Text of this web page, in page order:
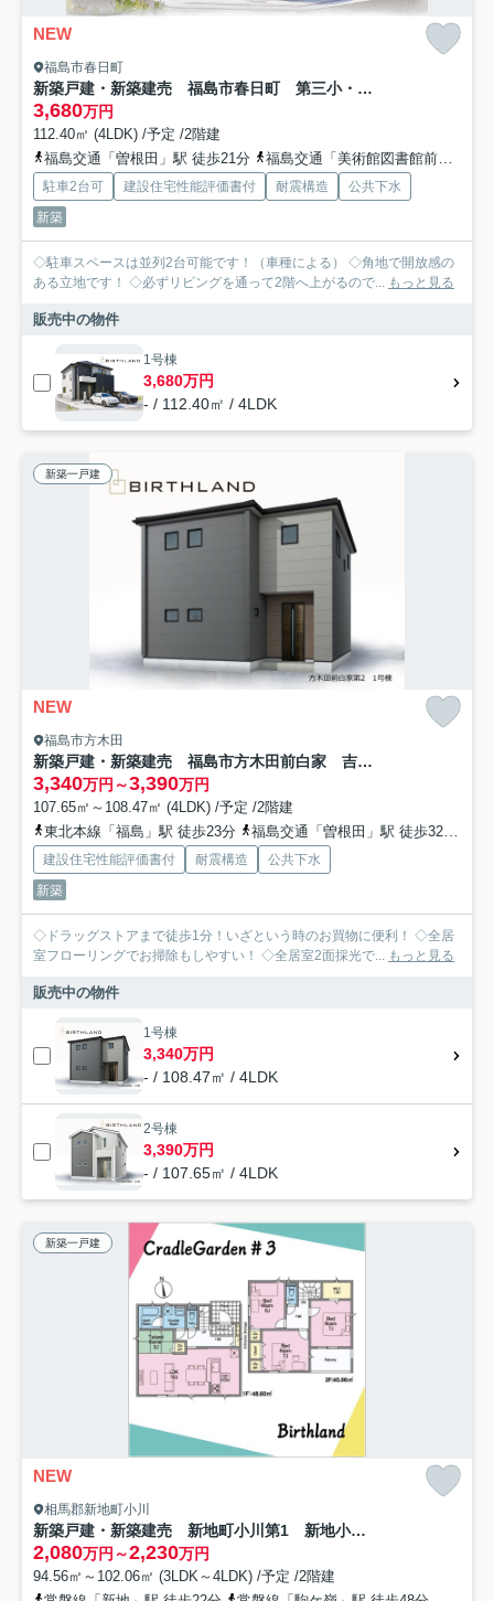
NEW
福島市春日町
新築戸建・新築建売 福島市春日町 第三小・第二中
3,680万円
112.40㎡ (4LDK) /予定 /2階建
福島交通「曽根田」駅 徒歩21分
福島交通「美術館図書館前」駅 徒歩21分
駐車2台可 建設住宅性能評価書付 耐震構造
公共下水
新築
◇駐車スペースは並列2台可能です！（車種による） ◇角地で開放感の
ある立地です！ ◇必ずリビングを通って2階へ上がるので... もっと見る
販売中の物件
1号棟
3,680万円
- / 112.40㎡ / 4LDK
新築一戸建
NEW
福島市方木田
新築戸建・新築建売 福島市方木田前白家 吉井田小・第一中
3,340万円～3,390万円
107.65㎡～108.47㎡ (4LDK) /予定 /2階建
東北本線「福島」駅 徒歩23分
福島交通「曽根田」駅 徒歩32分
建設住宅性能評価書付 耐震構造
公共下水
新築
◇ドラッグストアまで徒歩1分！いざという時のお買物に便利！ ◇全居
室フローリングでお掃除もしやすい！ ◇全居室2面採光で... もっと見る
販売中の物件
1号棟
3,340万円
- / 108.47㎡ / 4LDK
2号棟
3,390万円
- / 107.65㎡ / 4LDK
新築一戸建
NEW
相馬郡新地町小川
新築戸建・新築建売 新地町小川第1 新地小・尚英中
2,080万円～2,230万円
94.56㎡～102.06㎡ (3LDK～4LDK) /予定 /2階建